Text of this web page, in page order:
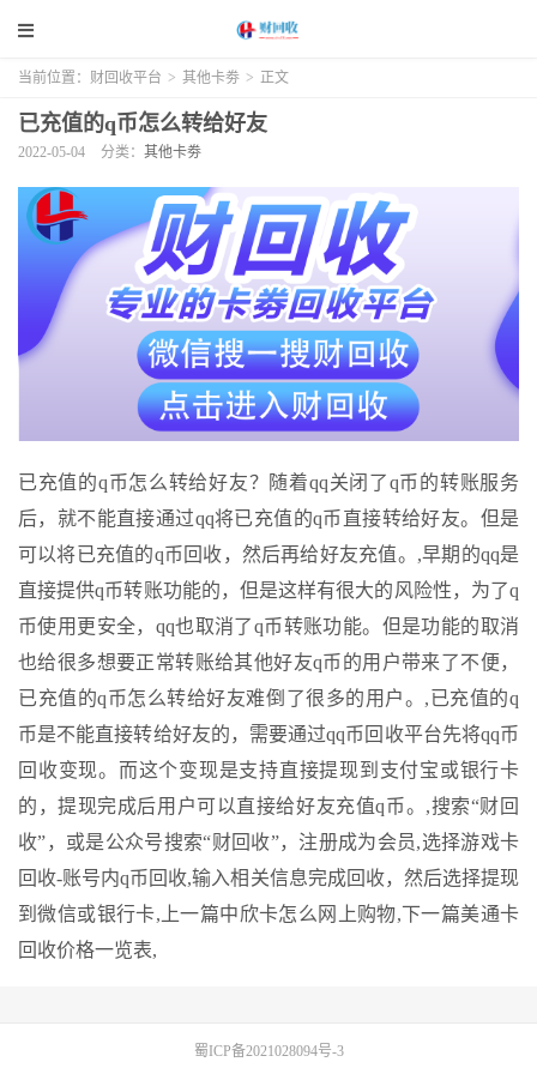
当前位置： 财回收平台 > 其他卡劵 > 正文
已充值的q币怎么转给好友
2022-05-04 分类： 其他卡劵
已充值的q币怎么转给好友？随着qq关闭了q币的转账服务
后，就不能直接通过qq将已充值的q币直接转给好友。但是
可以将已充值的q币回收，然后再给好友充值。,早期的qq是
直接提供q币转账功能的，但是这样有很大的风险性，为了q
币使用更安全，qq也取消了q币转账功能。但是功能的取消
也给很多想要正常转账给其他好友q币的用户带来了不便，
已充值的q币怎么转给好友难倒了很多的用户。,已充值的q
币是不能直接转给好友的，需要通过qq币回收平台先将qq币
回收变现。而这个变现是支持直接提现到支付宝或银行卡
的，提现完成后用户可以直接给好友充值q币。,搜索“财回
收”，或是公众号搜索“财回收”，注册成为会员,选择游戏卡
回收-账号内q币回收,输入相关信息完成回收，然后选择提现
到微信或银行卡, 上一篇中欣卡怎么网上购物,下一篇美通卡
回收价格一览表,
蜀ICP备2021028094号-3